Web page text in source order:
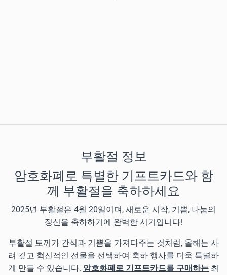
부활절 정보
암호화폐로 특별한 기프트카드와 함
께 부활절을 축하하세요
2025년 부활절은 4월 20일이며, 새로운 시작, 기쁨, 나눔의
정신을 축하하기에 완벽한 시기입니다!
부활절 토끼가 간식과 기쁨을 가져다주는 것처럼, 올해는 사
려 깊고 혁신적인 선물을 선택하여 축하 행사를 더욱 특별하
게 만들 수 있습니다. 암호화폐로 기프트카드를 구매하는 최